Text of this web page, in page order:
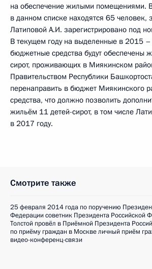
на обеспечение жилыми помещениями.
в данном списке находятся 65 человек,
Латиповой А.И. зарегистрировано под
В текущем году на выделенные в 2015
бюджетные средства будут обеспечены
сирот, проживающих в Миякинском
Правительством Республики
перенаправить в бюджет Миякинского
средства, что должно позволить
жильём 11 детей-сирот, в том числе
в 2017 году.
Смотрите также
25 февраля 2014 года по поручению
Федерации советник Президента Российской
Толстой провёл в Приёмной Президента
по приёму граждан в Москве личный приём
видео-конференц-связи